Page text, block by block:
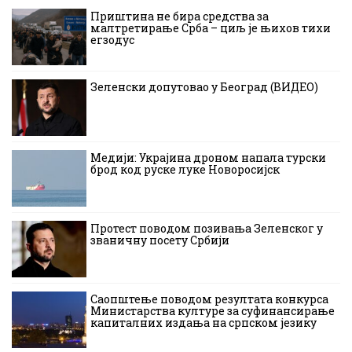
Приштина не бира средства за
малтретирање Срба – циљ је њихов тихи
егзодус
Зеленски допутовао у Београд (ВИДЕО)
Медији: Украјина дроном напала турски
брод код руске луке Новоросијск
Протест поводом позивања Зеленског у
званичну посету Србији
Саопштење поводом резултата конкурса
Министарства културе за суфинансирање
капиталних издања на српском језику